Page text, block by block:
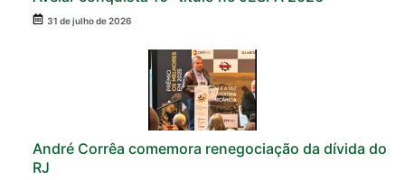
31 de julho de 2026
André Corrêa comemora renegociação da dívida do
RJ